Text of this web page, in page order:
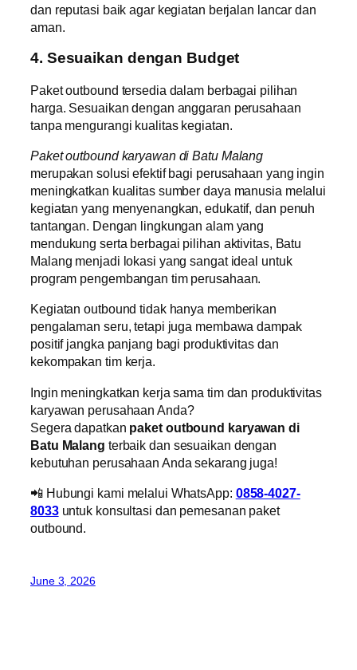
dan reputasi baik agar kegiatan berjalan lancar dan
aman.
4. Sesuaikan dengan Budget
Paket outbound tersedia dalam berbagai pilihan
harga. Sesuaikan dengan anggaran perusahaan
tanpa mengurangi kualitas kegiatan.
Paket outbound karyawan di Batu Malang
merupakan solusi efektif bagi perusahaan yang ingin
meningkatkan kualitas sumber daya manusia melalui
kegiatan yang menyenangkan, edukatif, dan penuh
tantangan. Dengan lingkungan alam yang
mendukung serta berbagai pilihan aktivitas, Batu
Malang menjadi lokasi yang sangat ideal untuk
program pengembangan tim perusahaan.
Kegiatan outbound tidak hanya memberikan
pengalaman seru, tetapi juga membawa dampak
positif jangka panjang bagi produktivitas dan
kekompakan tim kerja.
Ingin meningkatkan kerja sama tim dan produktivitas
karyawan perusahaan Anda?
Segera dapatkan paket outbound karyawan di
Batu Malang terbaik dan sesuaikan dengan
kebutuhan perusahaan Anda sekarang juga!
📲 Hubungi kami melalui WhatsApp: 0858-4027-
8033untuk konsultasi dan pemesanan paket
outbound.
June 3, 2026